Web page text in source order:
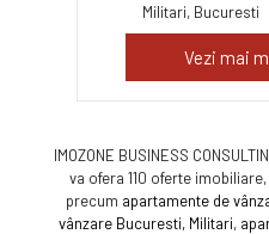
Militari, Bucuresti
Vezi mai
IMOZONE BUSINESS
va ofera 110 oferte
precum apartamente de
vânzare Bucuresti, Militari,